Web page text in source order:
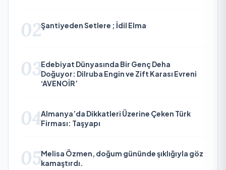
02Şantiyeden Setlere ; İdil Elma
03Edebiyat Dünyasında Bir Genç Deha
Doğuyor: Dilruba Engin ve Zift Karası Evreni
‘AVENOİR’
04Almanya’da Dikkatleri Üzerine Çeken Türk
Firması: Taşyapı
05Melisa Özmen, doğum gününde şıklığıyla göz
kamaştırdı.